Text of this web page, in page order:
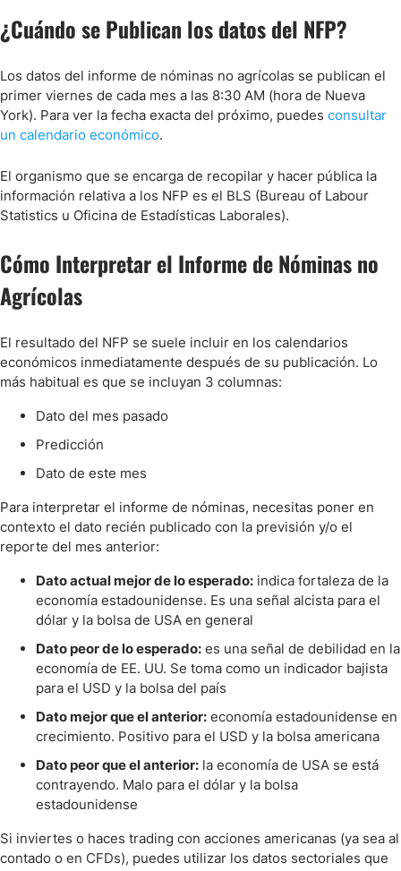
¿Cuándo se Publican los datos del NFP?
Los datos del informe de nóminas no agrícolas se publican el
primer viernes de cada mes a las 8:30 AM (hora de Nueva
York). Para ver la fecha exacta del próximo, puedes consultar
un calendario económico.
El organismo que se encarga de recopilar y hacer pública la
información relativa a los NFP es el BLS (Bureau of Labour
Statistics u Oficina de Estadísticas Laborales).
Cómo Interpretar el Informe de Nóminas no
Agrícolas
El resultado del NFP se suele incluir en los calendarios
económicos inmediatamente después de su publicación. Lo
más habitual es que se incluyan 3 columnas:
Dato del mes pasado
Predicción
Dato de este mes
Para interpretar el informe de nóminas, necesitas poner en
contexto el dato recién publicado con la previsión y/o el
reporte del mes anterior:
Dato actual mejor de lo esperado: indica fortaleza de la
economía estadounidense. Es una señal alcista para el
dólar y la bolsa de USA en general
Dato peor de lo esperado: es una señal de debilidad en la
economía de EE. UU. Se toma como un indicador bajista
para el USD y la bolsa del país
Dato mejor que el anterior: economía estadounidense en
crecimiento. Positivo para el USD y la bolsa americana
Dato peor que el anterior: la economía de USA se está
contrayendo. Malo para el dólar y la bolsa
estadounidense
Si inviertes o haces trading con acciones americanas (ya sea al
contado o en CFDs), puedes utilizar los datos sectoriales que